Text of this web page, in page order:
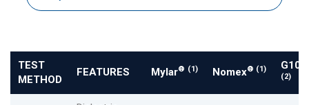
TEST
METHOD
FEATURES Mylar® (1) Nomex® (1) G10
(2)